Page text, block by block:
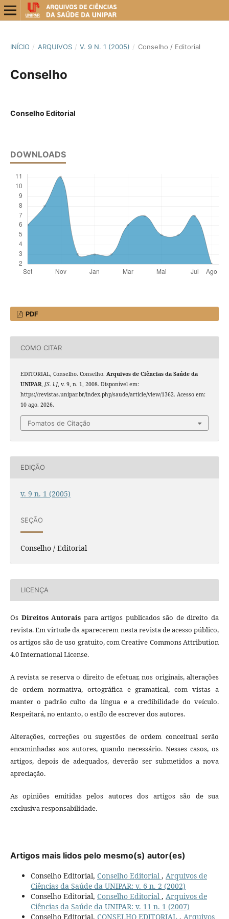
INÍCIO / ARQUIVOS / V. 9 N. 1 (2005) / Conselho / Editorial
Conselho
Conselho Editorial
DOWNLOADS
PDF
COMO CITAR
EDITORIAL, Conselho. Conselho. Arquivos de Ciências da Saúde da
UNIPAR, [S. l.], v. 9, n. 1, 2008. Disponível em:
https://revistas.unipar.br/index.php/saude/article/view/1362. Acesso em:
10 ago. 2026.
Fomatos de Citação
EDIÇÃO
v. 9 n. 1 (2005)
SEÇÃO
Conselho / Editorial
LICENÇA
Os Direitos Autorais para artigos publicados são de direito da
revista. Em virtude da aparecerem nesta revista de acesso público,
os artigos são de uso gratuito, com Creative Commons Attribution
4.0 International License.
A revista se reserva o direito de efetuar, nos originais, alterações
de ordem normativa, ortográfica e gramatical, com vistas a
manter o padrão culto da língua e a credibilidade do veículo.
Respeitará, no entanto, o estilo de escrever dos autores.
Alterações, correções ou sugestões de ordem conceitual serão
encaminhadas aos autores, quando necessário. Nesses casos, os
artigos, depois de adequados, deverão ser submetidos a nova
apreciação.
As opiniões emitidas pelos autores dos artigos são de sua
exclusiva responsabilidade.
Artigos mais lidos pelo mesmo(s) autor(es)
Conselho Editorial, Conselho Editorial , Arquivos de
Ciências da Saúde da UNIPAR: v. 6 n. 2 (2002)
Conselho Editorial, Conselho Editorial , Arquivos de
Ciências da Saúde da UNIPAR: v. 11 n. 1 (2007)
Conselho Editorial, CONSELHO EDITORIAL , Arquivos